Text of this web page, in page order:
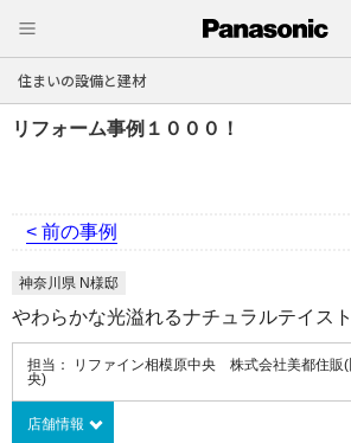
住まいの設備と建材
リフォーム事例１０００！
< 前の事例
神奈川県 N様邸
やわらかな光溢れるナチュラルテイス
担当： リファイン相模原中央 株式会社美都住販(
央)
店舗情報